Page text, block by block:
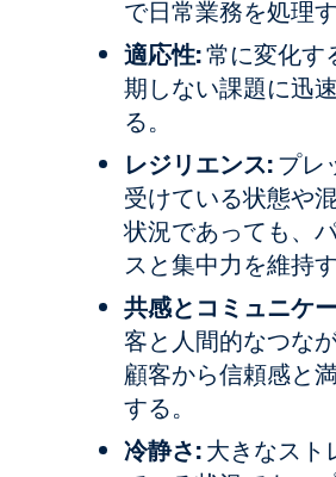
で日常業務を処理す
適応性:常に変化す
期しない課題に迅
る。
レジリエンス:プレ
受けている状態や
状況であっても、
スと集中力を維持す
共感とコミュニケ
客と人間的なつなが
顧客から信頼感と
する。
冷静さ:大きなスト